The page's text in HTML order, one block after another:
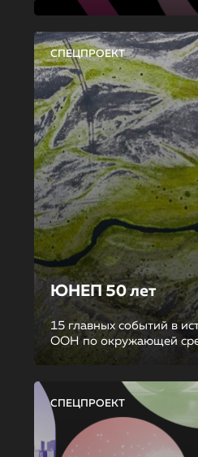
СПЕЦПРОЕКТ
ЮНЕП 50 лет
15 главных событий в
ООН по окружающей
СПЕЦПРОЕКТ